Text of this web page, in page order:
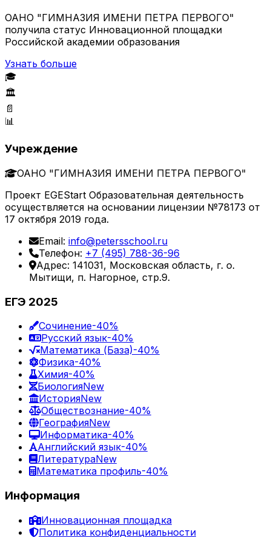
ОАНО "ГИМНАЗИЯ ИМЕНИ ПЕТРА ПЕРВОГО"
получила статус Инновационной площадки
Российской академии образования
Узнать больше
🎓
🏛️
📄
📊
Учреждение
ОАНО "ГИМНАЗИЯ ИМЕНИ ПЕТРА ПЕРВОГО"
Проект EGEStart Образовательная деятельность
осуществляется на основании лицензии №78173 от
17 октября 2019 года.
Email: info@petersschool.ru
Телефон: +7 (495) 788-36-96
Адрес: 141031, Московская область, г. о.
Мытищи, п. Нагорное, стр.9.
ЕГЭ 2025
Сочинение-40%
Русский язык-40%
Математика (База)-40%
Физика-40%
Химия-40%
БиологияNew
ИсторияNew
Обществознание-40%
ГеографияNew
Информатика-40%
Английский язык-40%
ЛитератураNew
Математика профиль-40%
Информация
Инновационная площадка
Политика конфиденциальности